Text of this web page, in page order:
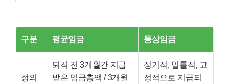
구분 평균임금 통상임금
정의
퇴직 전 3개월간 지급
받은 임금총액 / 3개월
정기적, 일률적, 고
정적으로 지급되